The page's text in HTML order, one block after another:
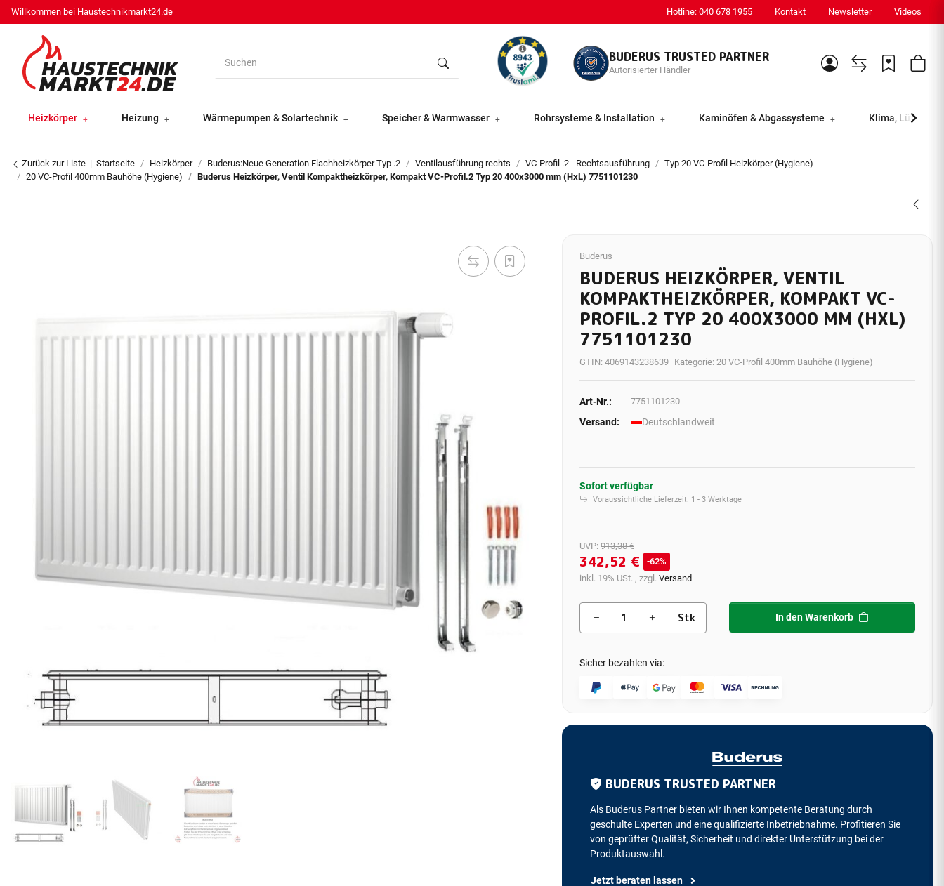
Willkommen bei Haustechnikmarkt24.de Hotline: 040 678 1955 Kontakt Newsletter Videos
BUDERUS TRUSTED PARTNER
Autorisierter Händler
Heizkörper Heizung Wärmepumpen & Solartechnik Speicher & Warmwasser Rohrsysteme & Installation Kaminöfen & Abgassysteme Klima, Lüftung
Zurück zur Liste Startseite Heizkörper Buderus:Neue Generation Flachheizkörper Typ .2 Ventilausführung rechts VC-Profil .2 - Rechtsausführung
Typ 20 VC-Profil Heizkörper (Hygiene)
20 VC-Profil 400mm Bauhöhe (Hygiene)
Buderus Heizkörper, Ventil Kompaktheizkörper, Kompakt VC-Profil.2 Typ 20 400x3000 mm (HxL) 7751101230
Buderus
BUDERUS HEIZKÖRPER, VENTIL
KOMPAKTHEIZKÖRPER, KOMPAKT VC-
PROFIL.2 TYP 20 400X3000 MM (HXL)
7751101230
GTIN: 4069143238639 Kategorie: 20 VC-Profil 400mm Bauhöhe (Hygiene)
Art-Nr.: 7751101230
Versand: Deutschlandweit
Sofort verfügbar
Voraussichtliche Lieferzeit: 1 - 3 Werktage
UVP: 913,38 €
342,52 €
62%
inkl. 19% USt. , zzgl. Versand
Stk In den Warenkorb
Sicher bezahlen via:
BUDERUS TRUSTED PARTNER
Als Buderus Partner bieten wir Ihnen kompetente Beratung durch
geschulte Experten und eine qualifizierte Inbetriebnahme. Profitieren Sie
von geprüfter Qualität, Sicherheit und direkter Unterstützung bei der
Produktauswahl.
Jetzt beraten lassen